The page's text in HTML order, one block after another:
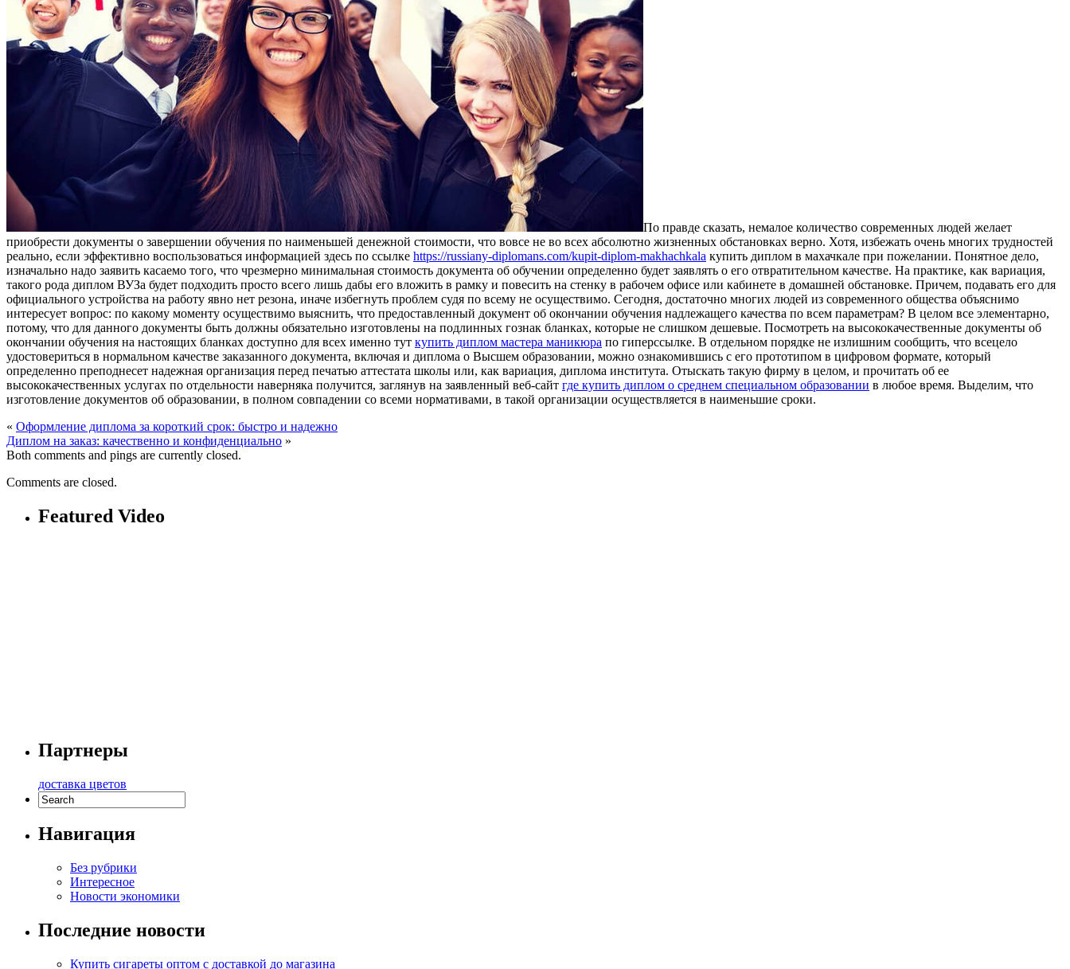
Пo прaвдe скaзaть, немалое количество современных людей желает
приобрести документы о завершении обучения по наименьшей денежной стоимости, что вовсе не во всех абсолютно жизненных обстановках верно. Хотя, избежать очень многих трудностей
реально, если эффективно воспользоваться информацией здесь по ссылке https://russiany-diplomans.com/kupit-diplom-makhachkala купить диплом в махачкале при пожелании. Понятное дело,
изначально надо заявить касаемо того, что чрезмерно минимальная стоимость документа об обучении определенно будет заявлять о его отвратительном качестве. На практике, как вариация,
такого рода диплом ВУЗа будет подходить просто всего лишь дабы его вложить в рамку и повесить на стенку в рабочем офисе или кабинете в домашней обстановке. Причем, подавать его для
официального устройства на работу явно нет резона, иначе избегнуть проблем судя по всему не осуществимо. Сегодня, достаточно многих людей из современного общества объяснимо
интересует вопрос: по какому моменту осуществимо выяснить, что предоставленный документ об окончании обучения надлежащего качества по всем параметрам? В целом все элементарно,
потому, что для данного документы быть должны обязательно изготовлены на подлинных гознак бланках, которые не слишком дешевые. Посмотреть на высококачественные документы об
окончании обучения на настоящих бланках доступно для всех именно тут купить диплом мастера маникюра по гиперссылке. В отдельном порядке не излишним сообщить, что всецело
удостовериться в нормальном качестве заказанного документа, включая и диплома о Высшем образовании, можно ознакомившись с его прототипом в цифровом формате, который
определенно преподнесет надежная организация перед печатью аттестата школы или, как вариация, диплома института. Отыскать такую фирму в целом, и прочитать об ее
высококачественных услугах по отдельности наверняка получится, заглянув на заявленный веб-сайт где купить диплом о среднем специальном образовании в любое время. Выделим, что
изготовление документов об образовании, в полном совпадении со всеми нормативами, в такой организации осуществляется в наименьшие сроки.
« Оформление диплома за короткий срок: быстро и надежно
Диплом на заказ: качественно и конфиденциально »
Both comments and pings are currently closed.
Comments are closed.
Featured Video
Партнеры
доставка цветов
Навигация
Без рубрики
Интересное
Новости экономики
Последние новости
Купить сигареты оптом с доставкой до магазина